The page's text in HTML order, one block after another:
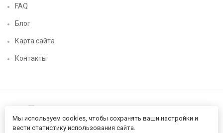
FAQ
Блог
Карта сайта
Контакты
Мы используем cookies, чтобы сохранять ваши настройки и
вести статистику использования сайта.